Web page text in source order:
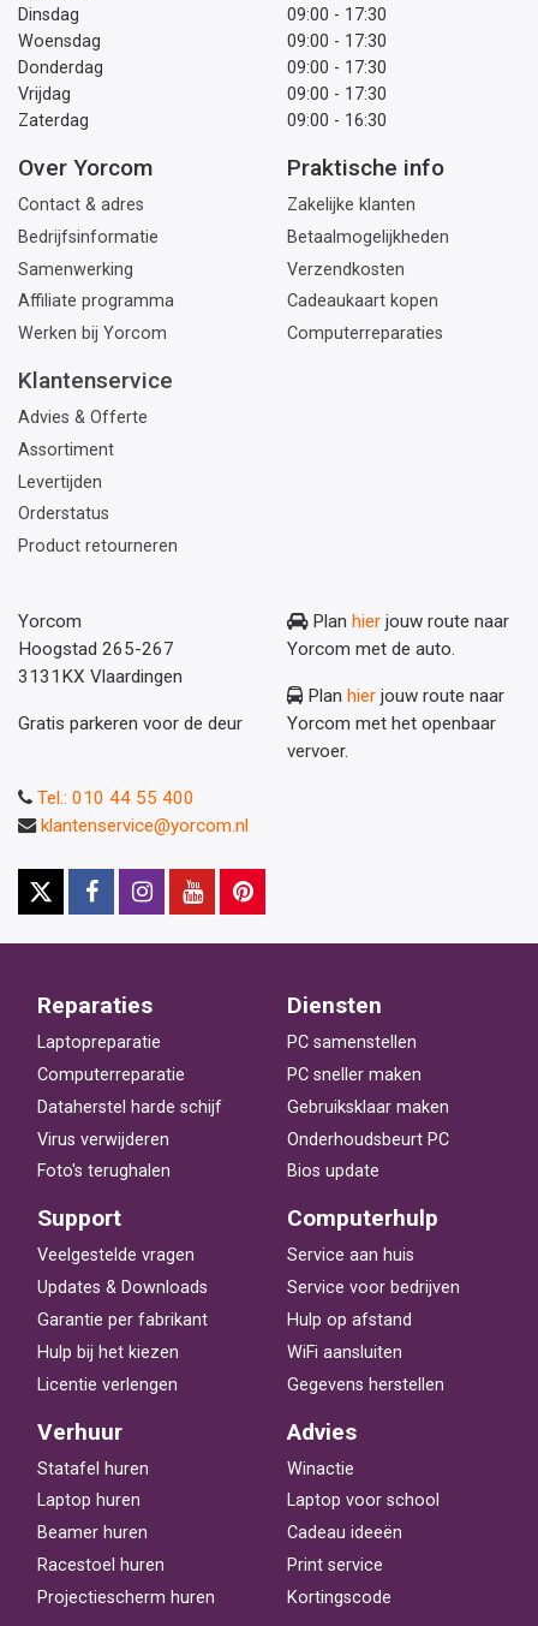
Dinsdag
09:00 - 17:30
Woensdag
09:00 - 17:30
Donderdag
09:00 - 17:30
Vrijdag
09:00 - 17:30
Zaterdag
09:00 - 16:30
Over Yorcom
Contact & adres
Bedrijfsinformatie
Samenwerking
Affiliate programma
Werken bij Yorcom
Praktische info
Zakelijke klanten
Betaalmogelijkheden
Verzendkosten
Cadeaukaart kopen
Computerreparaties
Klantenservice
Advies & Offerte
Assortiment
Levertijden
Orderstatus
Product retourneren
Yorcom
Hoogstad 265-267
3131KX Vlaardingen
Gratis parkeren voor de deur
Plan hier jouw route naar
Yorcom met de auto.
Plan hier jouw route naar
Yorcom met het openbaar
vervoer.
Tel.: 010 44 55 400
klantenservice@yorcom.nl
Reparaties
Laptopreparatie
Computerreparatie
Dataherstel harde schijf
Virus verwijderen
Foto's terughalen
Diensten
PC samenstellen
PC sneller maken
Gebruiksklaar maken
Onderhoudsbeurt PC
Bios update
Support
Veelgestelde vragen
Updates & Downloads
Garantie per fabrikant
Hulp bij het kiezen
Licentie verlengen
Computerhulp
Service aan huis
Service voor bedrijven
Hulp op afstand
WiFi aansluiten
Gegevens herstellen
Verhuur
Statafel huren
Laptop huren
Beamer huren
Racestoel huren
Projectiescherm huren
Advies
Winactie
Laptop voor school
Cadeau ideeën
Print service
Kortingscode